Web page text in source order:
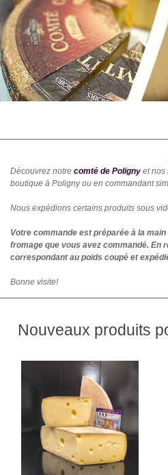
Découvrez notre comté de Poligny et nos
boutique à Poligny ou en commandant
Nous expédions certains produits sous
Votre commande est préparée à la
fromage que vous avez commandé. En
correspondant au poids coupé et
Bonne visite!
Nouveaux produits